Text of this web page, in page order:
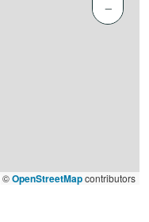
−
©OpenStreetMapcontributors